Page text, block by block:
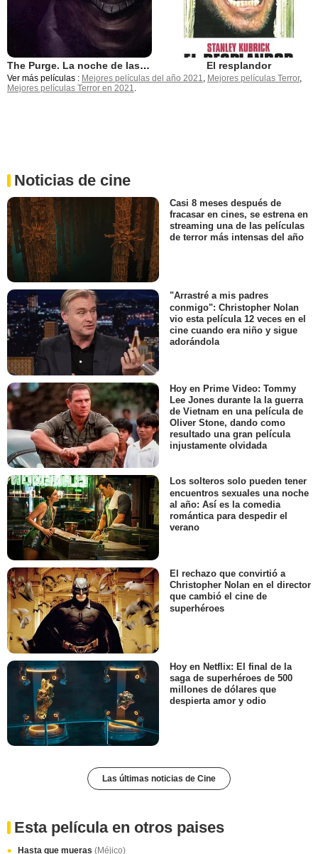
The Purge. La noche de las bestias El resplandor
Ver más películas : Mejores películas del año 2021, Mejores películas Terror,
Mejores películas Terror en 2021.
Noticias de cine
Casi 8 meses después de
fracasar en cines, se estrena en
streaming una de las películas
de terror más intensas del año
"Arrastré a mis padres
conmigo": Christopher Nolan
vio esta película 12 veces en el
cine cuando era niño y sigue
adorándola
Hoy en Prime Video: Tommy
Lee Jones durante la la guerra
de Vietnam en una película de
Oliver Stone, dando como
resultado una gran película
injustamente olvidada
Los solteros solo pueden tener
encuentros sexuales una noche
al año: Así es la comedia
romántica para despedir el
verano
El rechazo que convirtió a
Christopher Nolan en el director
que cambió el cine de
superhéroes
Hoy en Netflix: El final de la
saga de superhéroes de 500
millones de dólares que
despierta amor y odio
Las últimas noticias de Cine
Esta película en otros paises
Hasta que mueras (Méjico)